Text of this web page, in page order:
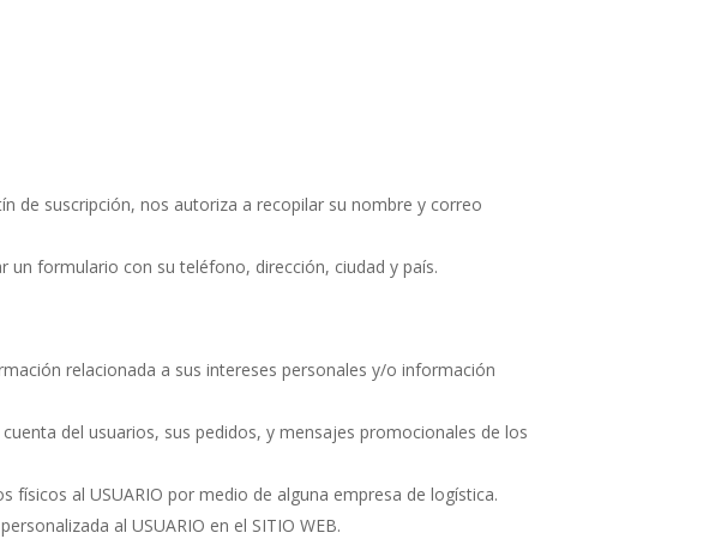
de suscripción, nos autoriza a recopilar su nombre y correo
un formulario con su teléfono, dirección, ciudad y país.
relacionada a sus intereses personales y/o información
del usuarios, sus pedidos, y mensajes promocionales de los
al USUARIO por medio de alguna empresa de logística.
al USUARIO en el SITIO WEB.